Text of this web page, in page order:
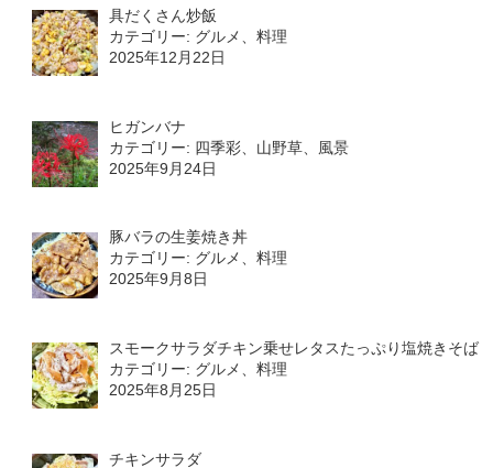
具だくさん炒飯
カテゴリー: グルメ、料理
2025年12月22日
ヒガンバナ
カテゴリー: 四季彩、山野草、風景
2025年9月24日
豚バラの生姜焼き丼
カテゴリー: グルメ、料理
2025年9月8日
スモークサラダチキン乗せレタスたっぷり塩焼きそば
カテゴリー: グルメ、料理
2025年8月25日
チキンサラダ